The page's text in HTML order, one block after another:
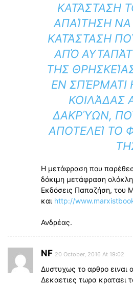
ΚΑΤΆΣΤΑΣΗ
ΑΠΑΊΤΗΣΗ
ΚΑΤΆΣΤΑΣΗ
ΑΠΌ
ΤΗΣ
ΕΝ ΣΠΈΡΜΑΤΙ
ΚΟΙΛΆΔΑΣ
ΔΑΚΡΎΩΝ,
ΑΠΟΤΕΛΕΊ ΤΟ
Η μετάφραση που
δόκιμη μετάφραση
Εκδόσεις Παπαζήση, του
και http://
Ανδρέας.
NF 20 October, 2016 At 19:02
Δυστυχως το αρθρο ειναι
Δεκαετιες τωρα κραταει